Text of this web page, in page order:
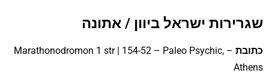
שגרירות ישראל ביוון / אתונה
כתובת
– Marathonodromon 1 str | 154-52 – Paleo Psychic,
Athens